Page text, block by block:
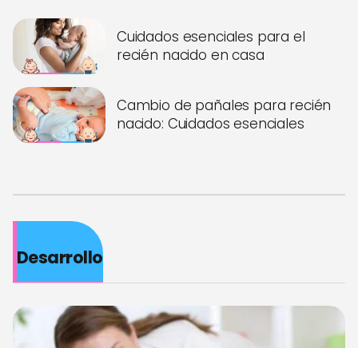
Cuidados esenciales para el
recién nacido en casa
Cambio de pañales para recién
nacido: Cuidados esenciales
Desarrollo